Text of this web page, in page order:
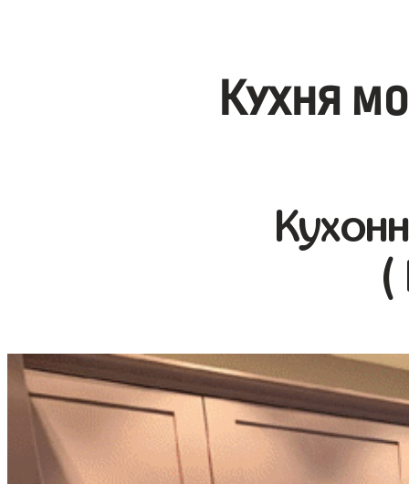
Кухня
(